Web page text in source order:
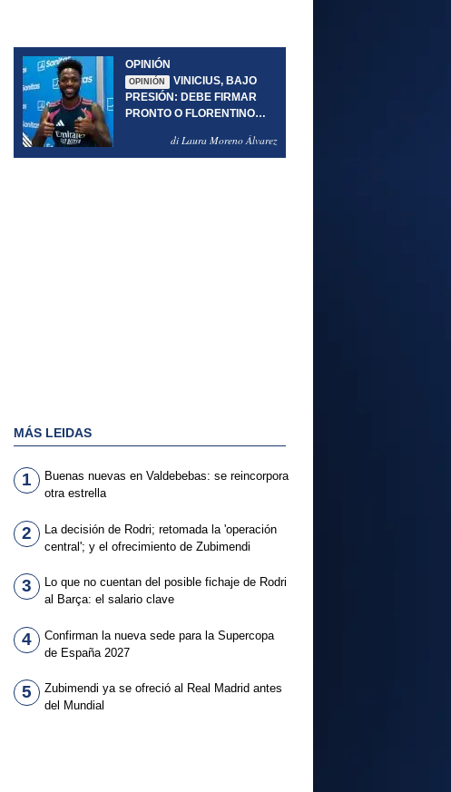
OPINIÓN
OPINIÓN
VINICIUS, BAJO
PRESIÓN: DEBE FIRMAR
PRONTO O FLORENTINO
di Laura Moreno Álvarez
MÁS LEIDAS
1
Buenas nuevas en Valdebebas: se reincorpora
otra estrella
2
La decisión de Rodri; retomada la 'operación
central'; y el ofrecimiento de Zubimendi
3
Lo que no cuentan del posible fichaje de Rodri
al Barça: el salario clave
4
Confirman la nueva sede para la Supercopa
de España 2027
5
Zubimendi ya se ofreció al Real Madrid antes
del Mundial